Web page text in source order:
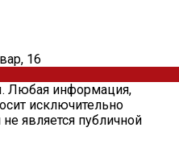
16
Любая информация,
исключительно
является публичной